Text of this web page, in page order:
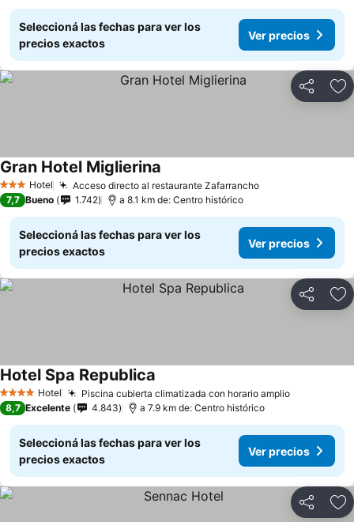
Seleccioná las fechas para ver los
precios exactos
Ver precios
Compartir
3 Estrellas
Hotel Acceso directo al restaurante Zafarrancho
Gran Hotel Miglierina
7,7 Bueno 1.742 a 8.1 km de: Centro histórico
Seleccioná las fechas para ver los
precios exactos
Ver precios
Compartir
4 EstrellasHotel Piscina cubierta climatizada con horario amplio
Hotel Spa Republica
8,7 Excelente 4.843 a 7.9 km de: Centro histórico
Seleccioná las fechas para ver los
precios exactos
Ver precios
Compartir